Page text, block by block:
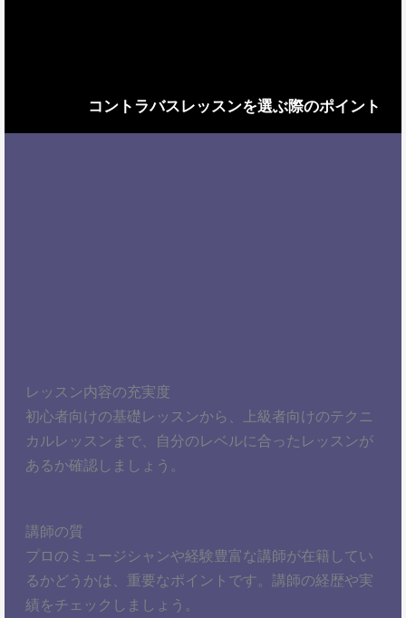
コントラバスレッスンを選ぶ際のポイント
レッスン内容の充実度
初心者向けの基礎レッスンから、上級者向けのテクニ
カルレッスンまで、自分のレベルに合ったレッスンが
あるか確認しましょう。
講師の質
プロのミュージシャンや経験豊富な講師が在籍してい
るかどうかは、重要なポイントです。講師の経歴や実
績をチェックしましょう。